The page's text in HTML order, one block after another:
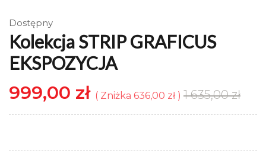
Dostępny
Kolekcja STRIP GRAFICUS
EKSPOZYCJA
999,00 zł Zniżka 636,00 zł 1 635,00 zł